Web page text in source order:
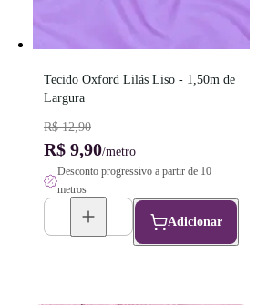
Tecido Oxford Lilás Liso - 1,50m de
Largura
R$ 12,90
R$ 9,90/metro
Desconto progressivo a partir de 10
metros
Adicionar